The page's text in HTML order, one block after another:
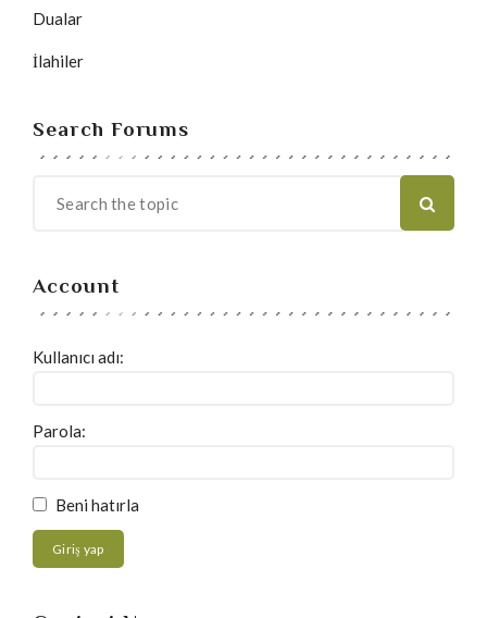
Dualar
İlahiler
Search Forums
Account
Kullanıcı adı:
Parola:
Beni hatırla
Giriş yap